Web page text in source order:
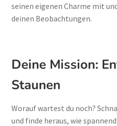
seinen eigenen Charme mit
deinen Beobachtungen.
Deine Mission:
Staunen
Worauf wartest du noch?
und finde heraus, wie